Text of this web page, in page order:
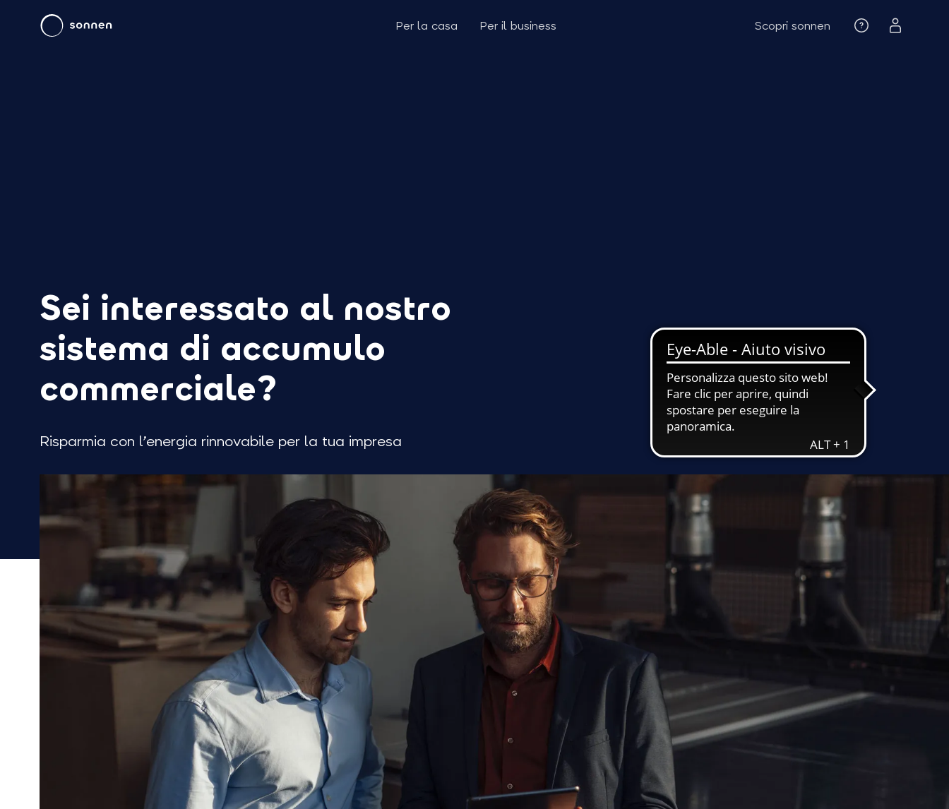
Per la casa Per il business Scopri sonnen
Sei interessato al nostro
sistema di accumulo
commerciale?
Risparmia con l’energia rinnovabile per la tua impresa
Richiedi un’offerta personalizzata per la tua attività
Inserisci di seguito i tuoi dati e inviaci la tua richiesta. Riceverei una e-mail di conferma della tua identità. Il nostro Team si
metterà poi in contatto con te per trovare insieme la soluzione energetica sonnen che meglio risponde alle esigenze della tua
Nome dell’azienda Nome Cognome